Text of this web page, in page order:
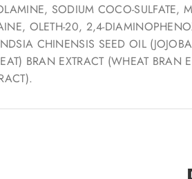
SODIUM COCO-SULFATE,
OLETH-20, 2,4-
CHINENSIS SEED OIL
BRAN EXTRACT (WHEAT BRAN